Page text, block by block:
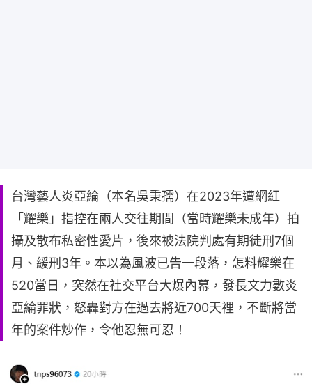
台灣藝人炎亞綸（本名吳秉孺）在2023年遭網紅
「耀樂」指控在兩人交往期間（當時耀樂未成年）拍
攝及散布私密性愛片，後來被法院判處有期徒刑7個
月、緩刑3年。本以為風波已告一段落，怎料耀樂在
520當日，突然在社交平台大爆內幕，發長文力數炎
亞綸罪狀，怒轟對方在過去將近700天裡，不斷將當
年的案件炒作，令他忍無可忍！